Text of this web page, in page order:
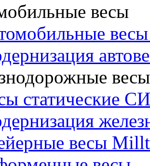
весы
весы
статические
весы